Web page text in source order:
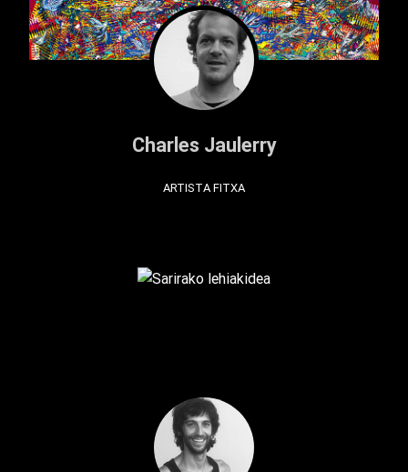
Charles Jaulerry
ARTISTA FITXA